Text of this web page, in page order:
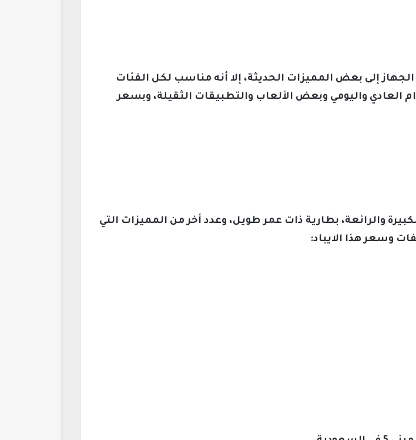
إلى بعض المميزات الحديثة، إلا أنه مناسب لكل الفئات
واليومي وبعض الألعاب والتطبيقات الثقيلة، وبسعر
والرائعة، بطارية ذات عمر طويل، وعدد أخر من المميزات التي
وسعر هذا الايباد: